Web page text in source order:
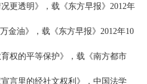
更透明》，载《东方早报》2012年
金油》，载《东方早报》2012年10
权的平等保护》，载《南方都市
言里的经社文权利》，中国法学